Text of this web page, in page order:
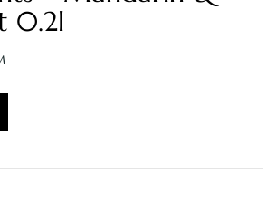
0.2l